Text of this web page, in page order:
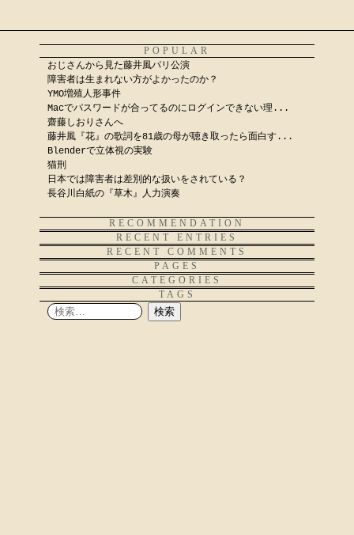
POPULAR
おじさんから見た藤井風パリ公演
障害者は生まれない方がよかったのか？
YMO増殖人形事件
Macでパスワードが合ってるのにログインできない理...
齋藤しおりさんへ
藤井風『花』の歌詞を81歳の母が聴き取ったら面白す...
Blenderで立体視の実験
猫刑
日本では障害者は差別的な扱いをされている？
長谷川白紙の『草木』人力演奏
RECOMMENDATION
RECENT ENTRIES
RECENT COMMENTS
PAGES
CATEGORIES
TAGS